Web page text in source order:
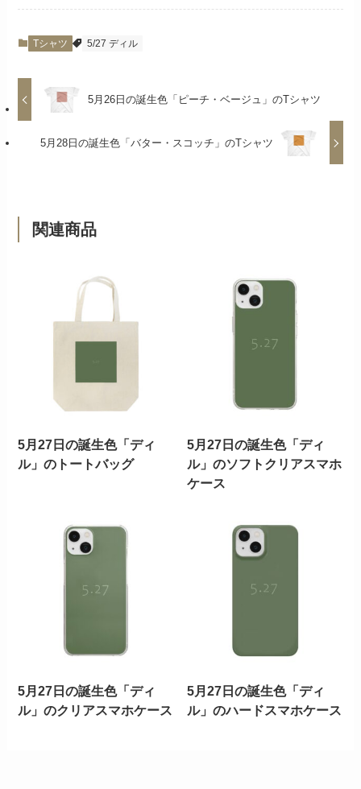
Tシャツ 5/27 ディル
5月26日の誕生色「ピーチ・ベージュ」のTシャツ
5月28日の誕生色「バター・スコッチ」のTシャツ
関連商品
5月27日の誕生色「ディ
ル」のトートバッグ
5月27日の誕生色「ディ
ル」のソフトクリアスマホ
ケース
5月27日の誕生色「ディ
ル」のクリアスマホケース
5月27日の誕生色「ディ
ル」のハードスマホケース